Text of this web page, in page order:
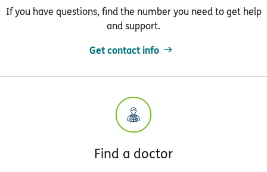
If you have questions, find the number you need to get help
and support.
Get contact info
Find a doctor